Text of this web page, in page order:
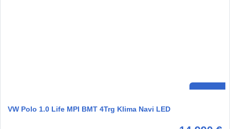
VW Polo 1.0 Life MPI BMT 4Trg Klima Navi LED